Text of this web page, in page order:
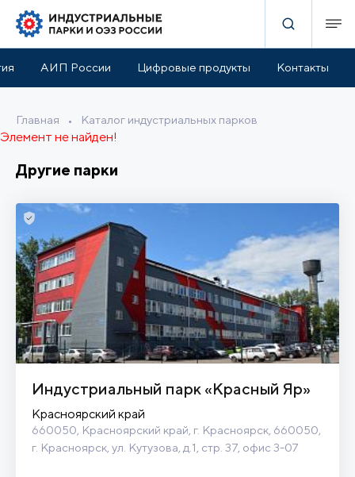
АИП России Цифровые продукты Контакты
Главная • Каталог индустриальных парков
Элемент не найден!
Другие парки
Индустриальный парк «Красный Яр»
Красноярский край
660050, Красноярский край, г. Красноярск, 660050,
г. Красноярск, ул. Кутузова, д.1, стр. 37, офис 3-07